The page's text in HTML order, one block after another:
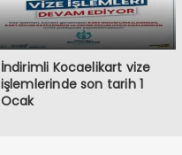
İndirimli Kocaelikart vize
işlemlerinde son tarih 1
Ocak